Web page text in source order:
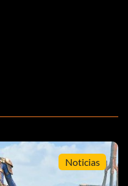
Noticias